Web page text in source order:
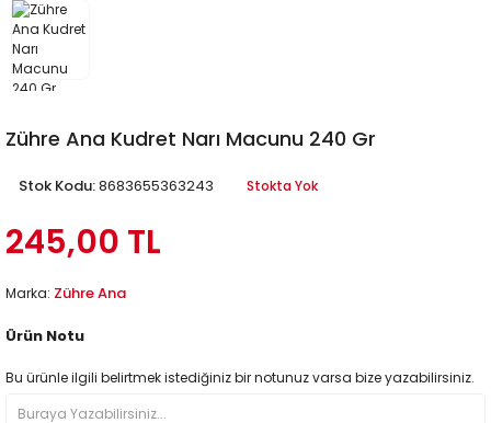
Zühre Ana Kudret Narı Macunu 240 Gr
Stok Kodu:8683655363243 Stokta Yok
245,00 TL
Marka: Zühre Ana
Ürün Notu
Bu ürünle ilgili belirtmek istediğiniz bir notunuz varsa bize yazabilirsiniz.